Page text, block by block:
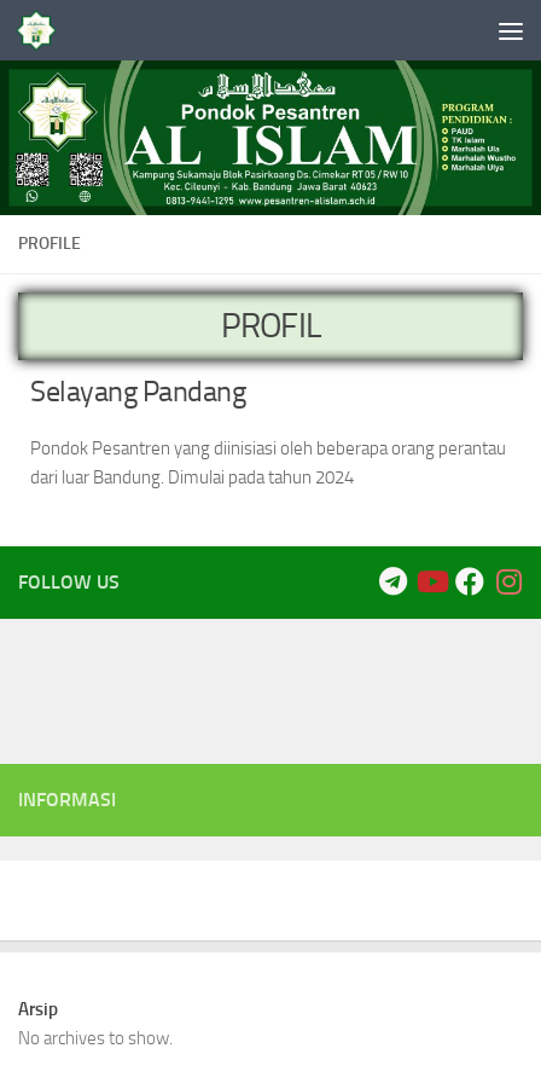
Skip to content
PROFILE
PROFIL
Selayang Pandang
Pondok Pesantren yang diinisiasi oleh beberapa orang perantau
dari luar Bandung. Dimulai pada tahun 2024
FOLLOW US
INFORMASI
Arsip
No archives to show.